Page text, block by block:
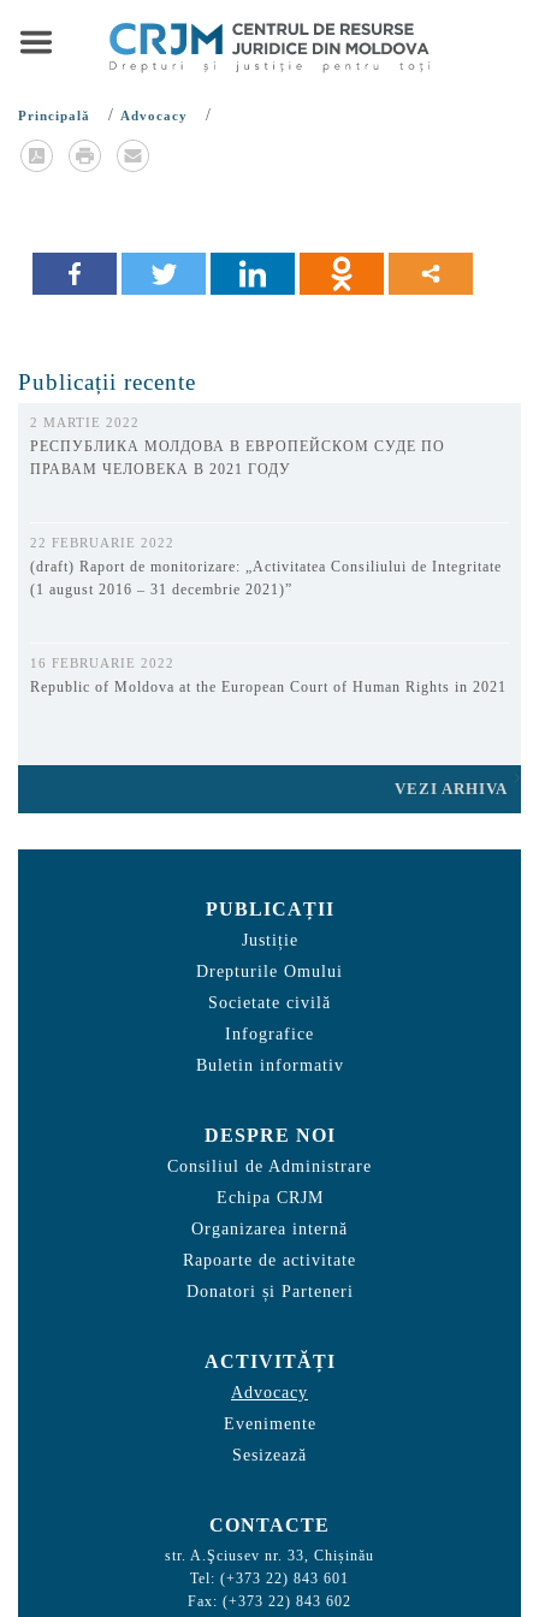
Principală / Advocacy /
Publicații recente
2 MARTIE 2022
РЕСПУБЛИКА МОЛДОВА В ЕВРОПЕЙСКОМ СУДЕ ПО
ПРАВАМ ЧЕЛОВЕКА В 2021 ГОДУ
22 FEBRUARIE 2022
(draft) Raport de monitorizare: „Activitatea Consiliului de Integritate
(1 august 2016 – 31 decembrie 2021)”
16 FEBRUARIE 2022
Republic of Moldova at the European Court of Human Rights in 2021
VEZI ARHIVA
PUBLICAȚII
Justiție
Drepturile Omului
Societate civilă
Infografice
Buletin informativ
DESPRE NOI
Consiliul de Administrare
Echipa CRJM
Organizarea internă
Rapoarte de activitate
Donatori și Parteneri
ACTIVITĂȚI
Advocacy
Evenimente
Sesizează
CONTACTE
str. A.Şciusev nr. 33, Chișinău
Tel: (+373 22) 843 601
Fax: (+373 22) 843 602